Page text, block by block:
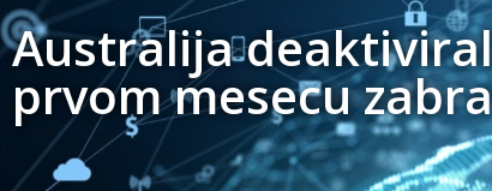
Australija
prvom mesecu